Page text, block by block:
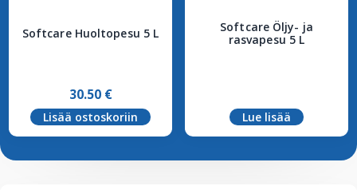
Softcare Huoltopesu 5 L
30.50 €
Lisää ostoskoriin
Softcare Öljy- ja
rasvapesu 5 L
Lue lisää